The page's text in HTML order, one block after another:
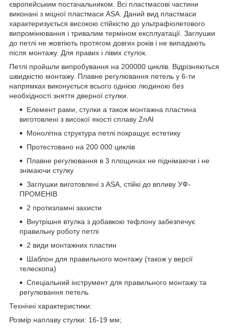
європейським постачальником. Всі пластмасові частини
виконані з міцної пластмаси ASA. Даний вид пластмаси
характеризується високою стійкістю до ультрафіолетового
випромінювання і тривалим терміном експлуатації. Заглушки
до петлі не жовтіють протягом довгих років і не випадають
після монтажу. Для правих і лівих стулок.
Петлі пройшли випробування на 200000 циклів. Відрізняються
швидкістю монтажу. Плавне регулювання петель у 6-ти
напрямках виконується всього однією людиною без
необхідності зняття дверної стулки.
Елемент рами, стулки а також монтажна пластина
виготовлені з високої якості сплаву ZnAl
Монолітна структура петлі покращує естетику
Протестовано на 200 000 циклів
Плавне регулювання в 3 площинах не піднімаючи і не
знімаючи стулку
Заглушки виготовлені з ASA, стійкі до впливу УФ-
ПРОМЕНІВ
2 протизламні захисти
Внутрішня втулка з добавкою тефлону забезпечує
правильну роботу петлі
2 види монтажних пластин
Шаблон для правильного монтажу (також у версії
телескопа)
Спеціальний інструмент для правильного монтажу та
регулювання петель
Технічні характеристики:
Розмір наплаву стулки: 16-19 мм;